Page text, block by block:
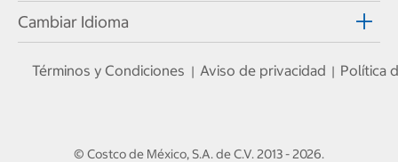
Cambiar Idioma
Términos y Condiciones | Aviso de privacidad | Política
© Costco de México, S.A. de C.V.2013 - 2026.